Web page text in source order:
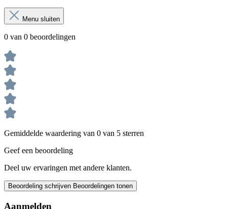
Menu sluiten
0 van 0 beoordelingen
Gemiddelde waardering van 0 van 5 sterren
Geef een beoordeling
Deel uw ervaringen met andere klanten.
Beoordeling schrijven Beoordelingen tonen
Aanmelden